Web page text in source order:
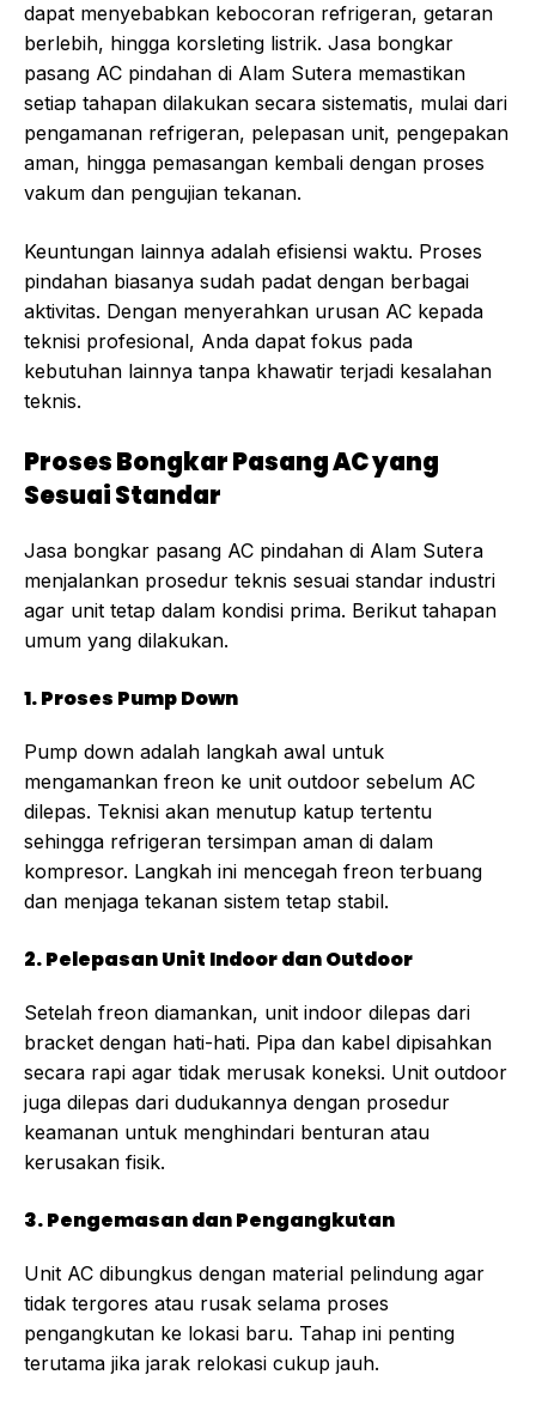
dapat menyebabkan kebocoran refrigeran, getaran
berlebih, hingga korsleting listrik. Jasa bongkar
pasang AC pindahan di Alam Sutera memastikan
setiap tahapan dilakukan secara sistematis, mulai dari
pengamanan refrigeran, pelepasan unit, pengepakan
aman, hingga pemasangan kembali dengan proses
vakum dan pengujian tekanan.
Keuntungan lainnya adalah efisiensi waktu. Proses
pindahan biasanya sudah padat dengan berbagai
aktivitas. Dengan menyerahkan urusan AC kepada
teknisi profesional, Anda dapat fokus pada
kebutuhan lainnya tanpa khawatir terjadi kesalahan
teknis.
Proses Bongkar Pasang AC yang
Sesuai Standar
Jasa bongkar pasang AC pindahan di Alam Sutera
menjalankan prosedur teknis sesuai standar industri
agar unit tetap dalam kondisi prima. Berikut tahapan
umum yang dilakukan.
1. Proses Pump Down
Pump down adalah langkah awal untuk
mengamankan freon ke unit outdoor sebelum AC
dilepas. Teknisi akan menutup katup tertentu
sehingga refrigeran tersimpan aman di dalam
kompresor. Langkah ini mencegah freon terbuang
dan menjaga tekanan sistem tetap stabil.
2. Pelepasan Unit Indoor dan Outdoor
Setelah freon diamankan, unit indoor dilepas dari
bracket dengan hati-hati. Pipa dan kabel dipisahkan
secara rapi agar tidak merusak koneksi. Unit outdoor
juga dilepas dari dudukannya dengan prosedur
keamanan untuk menghindari benturan atau
kerusakan fisik.
3. Pengemasan dan Pengangkutan
Unit AC dibungkus dengan material pelindung agar
tidak tergores atau rusak selama proses
pengangkutan ke lokasi baru. Tahap ini penting
terutama jika jarak relokasi cukup jauh.